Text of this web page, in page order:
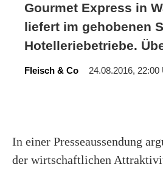
Gourmet Express in
liefert im gehobenen
Hotelleriebetriebe.
Fleisch & Co 24.08.2016, 22:00
In einer Presseaussendung
der wirtschaftlichen